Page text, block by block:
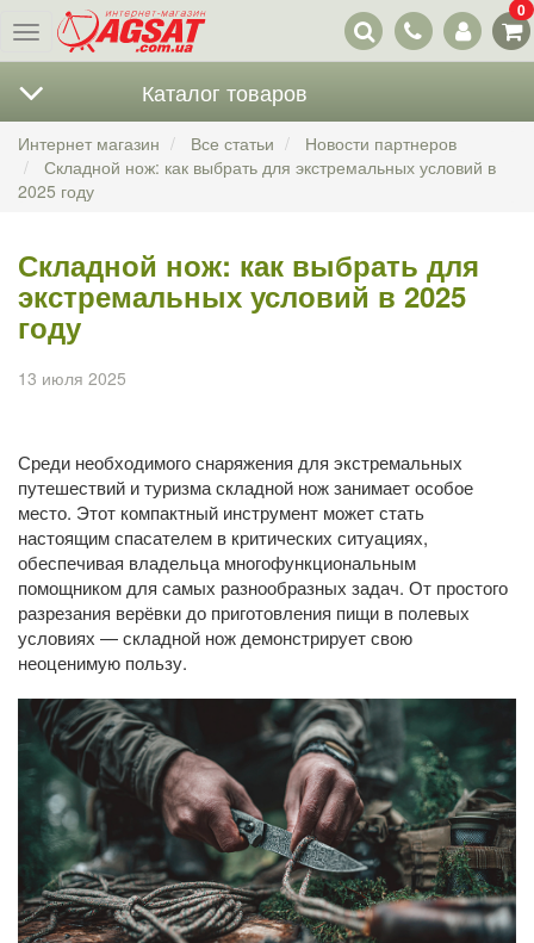
Меню
Наши
контакты
0
Каталог товаров
Интернет магазин Все статьи
Новости партнеров
Складной нож: как выбрать для экстремальных условий в
2025 году
Складной нож: как выбрать для
экстремальных условий в 2025
году
13 июля 2025
Среди необходимого снаряжения для экстремальных
путешествий и туризма складной нож занимает особое
место. Этот компактный инструмент может стать
настоящим спасателем в критических ситуациях,
обеспечивая владельца многофункциональным
помощником для самых разнообразных задач. От простого
разрезания верёвки до приготовления пищи в полевых
условиях — складной нож демонстрирует свою
неоценимую пользу.